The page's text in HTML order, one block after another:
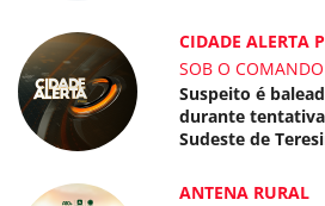
CIDADE ALERTA
SOB O
Suspeito é
durante
Sudeste de
ANTENA RURAL